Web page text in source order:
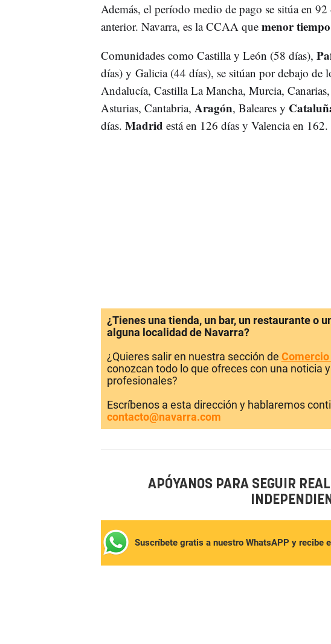
Además, el período medio de pago se sitúa en
anterior. Navarra, es la CCAA que menor
Comunidades como Castilla y León (58 días),
días) y Galicia (44 días), se sitúan por debajo de
Andalucía, Castilla La Mancha, Murcia,
Asturias, Cantabria, Aragón, Baleares y
días. Madrid está en 126 días y Valencia en 162.
¿Tienes una tienda, un bar, un restaurante o
alguna localidad de Navarra?
¿Quieres salir en nuestra sección de Comercio
conozcan todo lo que ofreces con una noticia
profesionales?
Escríbenos a esta dirección y hablaremos
contacto@navarra.com
APÓYANOS PARA SEGUIR
Suscríbete gratis a nuestro WhatsAPP y recibe